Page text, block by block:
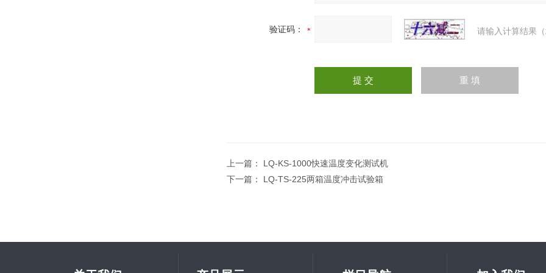
验证码： 请输入计算结果
上一篇： LQ-KS-1000快速温度变化测试机
下一篇： LQ-TS-225两箱温度冲击试验箱